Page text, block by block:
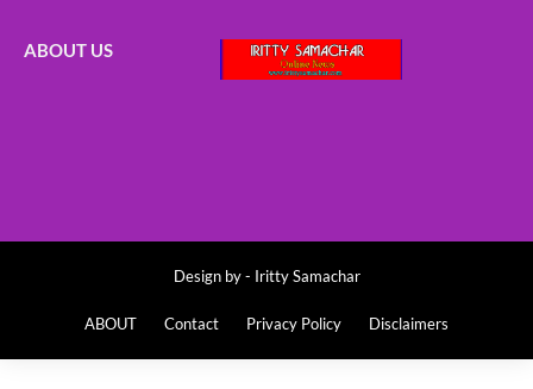
ABOUT US
Design by - Iritty Samachar
ABOUT Contact Privacy Policy Disclaimers